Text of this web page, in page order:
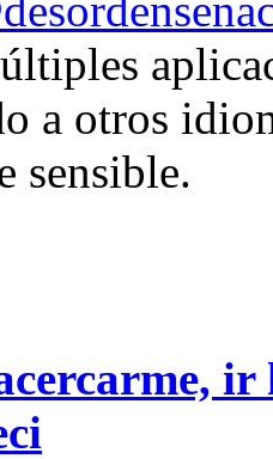
a otros
sensible.